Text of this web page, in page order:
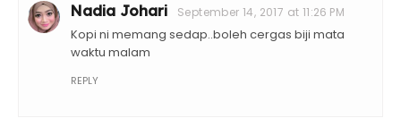
Nadia Johari September 14, 2017 at 11:26 PM
Kopi ni memang sedap..boleh cergas biji mata
waktu malam
REPLY